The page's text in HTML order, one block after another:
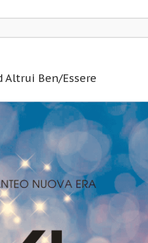
Altrui Ben/Essere